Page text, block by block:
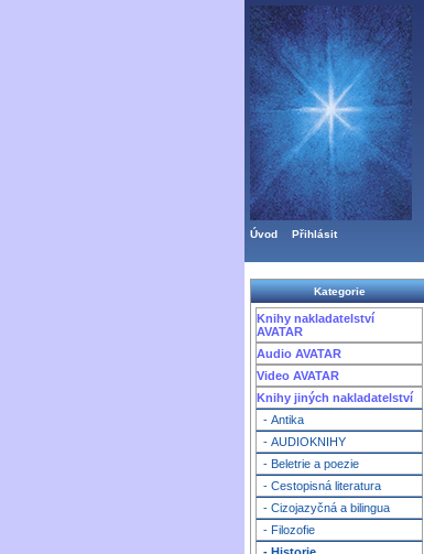
Úvod Přihlásit
Kategorie
Knihy nakladatelství
AVATAR
Audio AVATAR
Video AVATAR
Knihy jiných nakladatelství
- Antika
- AUDIOKNIHY
- Beletrie a poezie
- Cestopisná literatura
- Cizojazyčná a bilingua
- Filozofie